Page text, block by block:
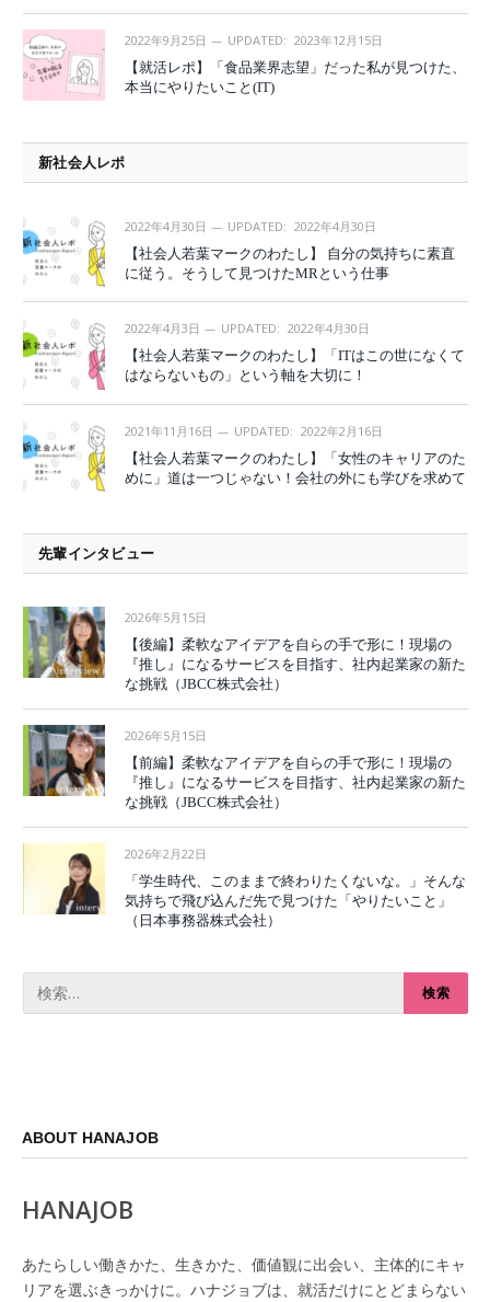
2022年9月25日 UPDATED: 2023年12月15日
【就活レポ】「食品業界志望」だった私が見つけた、
本当にやりたいこと(IT)
新社会人レポ
2022年4月30日 UPDATED: 2022年4月30日
【社会人若葉マークのわたし】 自分の気持ちに素直
に従う。そうして見つけたMRという仕事
2022年4月3日 UPDATED: 2022年4月30日
【社会人若葉マークのわたし】「ITはこの世になくて
はならないもの」という軸を大切に！
2021年11月16日 UPDATED: 2022年2月16日
【社会人若葉マークのわたし】「女性のキャリアのた
めに」道は一つじゃない！会社の外にも学びを求めて
先輩インタビュー
2026年5月15日
【後編】柔軟なアイデアを自らの手で形に！現場の
『推し』になるサービスを目指す、社内起業家の新た
な挑戦（JBCC株式会社）
2026年5月15日
【前編】柔軟なアイデアを自らの手で形に！現場の
『推し』になるサービスを目指す、社内起業家の新た
な挑戦（JBCC株式会社）
2026年2月22日
「学生時代、このままで終わりたくないな。」そんな
気持ちで飛び込んだ先で見つけた「やりたいこと」
（日本事務器株式会社）
ABOUT HANAJOB
HANAJOB
あたらしい働きかた、生きかた、価値観に出会い、主体的にキャ
リアを選ぶきっかけに。ハナジョブは、就活だけにとどまらない